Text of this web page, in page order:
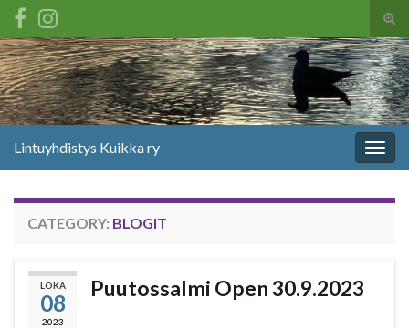
Search for:
Lintuyhdistys Kuikka ry
CATEGORY: BLOGIT
LOKA
08
2023
Puutossalmi Open 30.9.2023